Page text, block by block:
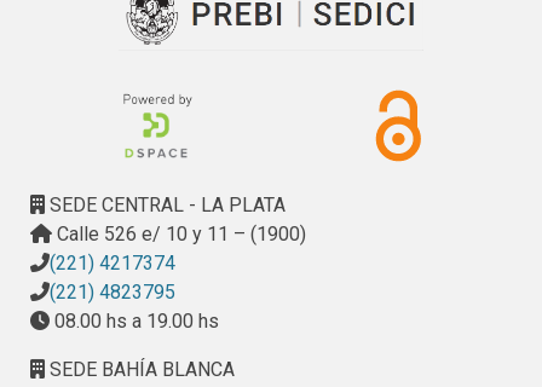
variables en las políticas de conservación de estos
bienes culturales.
SEDE CENTRAL - LA PLATA
Calle 526 e/ 10 y 11 – (1900)
(221) 4217374
(221) 4823795
08.00 hs a 19.00 hs
SEDE BAHÍA BLANCA